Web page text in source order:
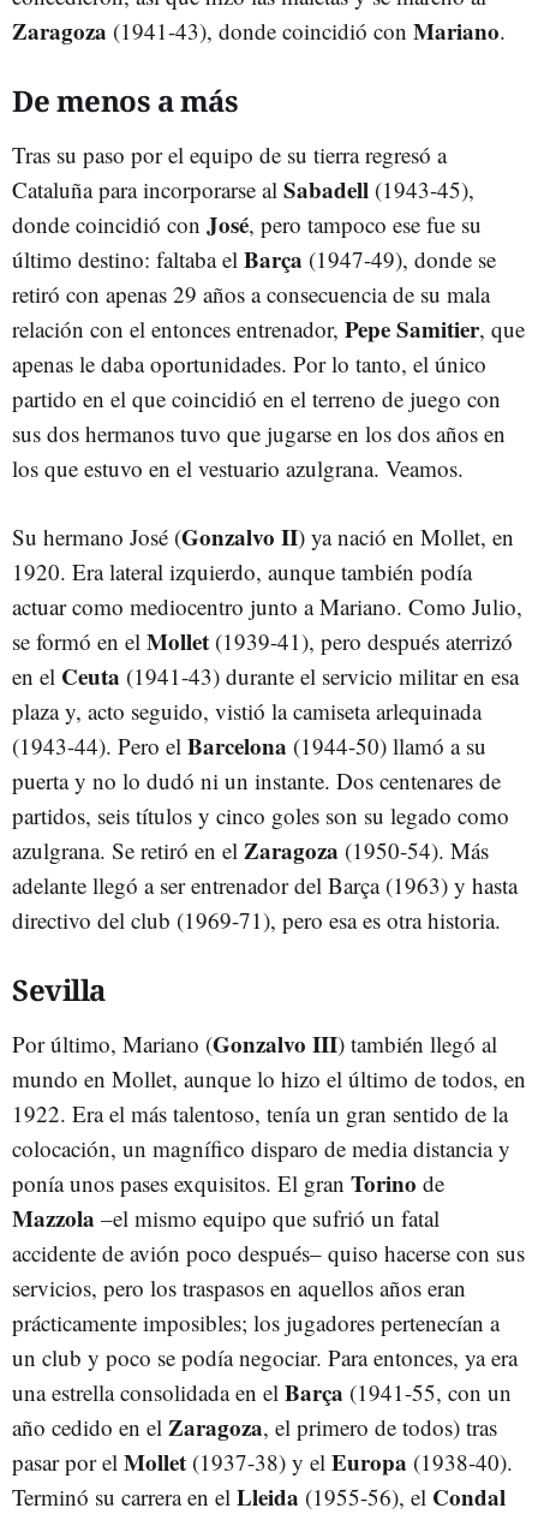
Zaragoza (1941-43), donde coincidió con Mariano.
De menos a más
Tras su paso por el equipo de su tierra regresó a
Cataluña para incorporarse al Sabadell (1943-45),
donde coincidió con José, pero tampoco ese fue su
último destino: faltaba el Barça (1947-49), donde se
retiró con apenas 29 años a consecuencia de su mala
relación con el entonces entrenador, Pepe Samitier, que
apenas le daba oportunidades. Por lo tanto, el único
partido en el que coincidió en el terreno de juego con
sus dos hermanos tuvo que jugarse en los dos años en
los que estuvo en el vestuario azulgrana. Veamos.
Su hermano José (Gonzalvo II) ya nació en Mollet, en
1920. Era lateral izquierdo, aunque también podía
actuar como mediocentro junto a Mariano. Como Julio,
se formó en el Mollet (1939-41), pero después aterrizó
en el Ceuta (1941-43) durante el servicio militar en esa
plaza y, acto seguido, vistió la camiseta arlequinada
(1943-44). Pero el Barcelona (1944-50) llamó a su
puerta y no lo dudó ni un instante. Dos centenares de
partidos, seis títulos y cinco goles son su legado como
azulgrana. Se retiró en el Zaragoza (1950-54). Más
adelante llegó a ser entrenador del Barça (1963) y hasta
directivo del club (1969-71), pero esa es otra historia.
Sevilla
Por último, Mariano (Gonzalvo III) también llegó al
mundo en Mollet, aunque lo hizo el último de todos, en
1922. Era el más talentoso, tenía un gran sentido de la
colocación, un magnífico disparo de media distancia y
ponía unos pases exquisitos. El gran Torino de
Mazzola –el mismo equipo que sufrió un fatal
accidente de avión poco después– quiso hacerse con sus
servicios, pero los traspasos en aquellos años eran
prácticamente imposibles; los jugadores pertenecían a
un club y poco se podía negociar. Para entonces, ya era
una estrella consolidada en el Barça (1941-55, con un
año cedido en el Zaragoza, el primero de todos) tras
pasar por el Mollet (1937-38) y el Europa (1938-40).
Terminó su carrera en el Lleida (1955-56), el Condal